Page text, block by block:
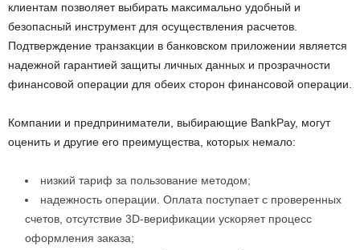
клиентам позволяет выбирать максимально удобный и
безопасный инструмент для осуществления расчетов.
Подтверждение транзакции в банковском приложении является
надежной гарантией защиты личных данных и прозрачности
финансовой операции для обеих сторон финансовой операции.
Компании и предприниматели, выбирающие BankPay, могут
оценить и другие его преимущества, которых немало:
низкий тариф за пользование методом;
надежность операции. Оплата поступает с проверенных
счетов, отсутствие 3D-верификации ускоряет процесс
оформления заказа;